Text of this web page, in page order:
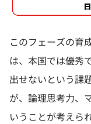
このフェーズの育
は、本国では優秀
出せないという課
が、論理思考力、
いうことが考えら